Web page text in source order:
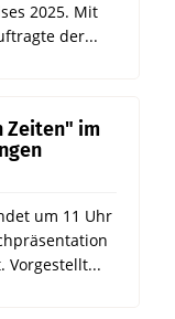
2025. Mit
der...
Zeiten" im
um 11 Uhr
Vorgestellt...